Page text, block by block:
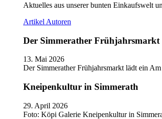
Aktuelles aus unserer bunten Einkaufswelt
Artikel Autoren
Der Simmerather Frühjahrsmarkt
13. Mai 2026
Der Simmerather Frühjahrsmarkt lädt ein
Kneipenkultur in Simmerath
29. April 2026
Foto: Köpi Galerie Kneipenkultur in